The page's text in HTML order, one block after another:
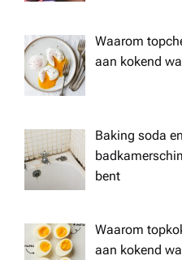
Waarom
aan kokend
Baking soda
bent
Waarom
aan kokend